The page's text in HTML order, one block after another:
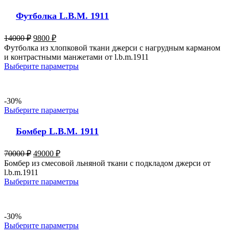
Футболка L.B.M. 1911
14000₽ 9800 ₽
Футболка из хлопковой ткани джерси с нагрудным карманом
и контрастными манжетами от l.b.m.1911
Выберите параметры
-30%
Выберите параметры
Бомбер L.B.M. 1911
70000₽ 49000 ₽
Бомбер из смесовой льняной ткани с подкладом джерси от
l.b.m.1911
Выберите параметры
-30%
Выберите параметры